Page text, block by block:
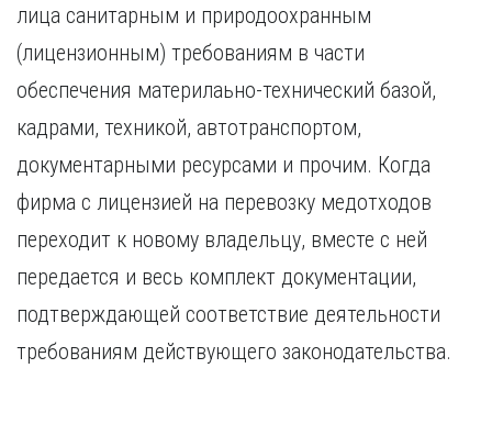
Мурманск
Н
Набережные Челны
Нижний Тагил
Новокузнецк
Я
Ярославль
лица санитарным и природоохранным
(лицензионным) требованиям в части
обеспечения материлаьно-технический базой,
кадрами, техникой, автотранспортом,
документарными ресурсами и прочим. Когда
фирма с лицензией на перевозку медотходов
переходит к новому владельцу, вместе с ней
передается и весь комплект документации,
подтверждающей соответствие деятельности
требованиям действующего законодательства.